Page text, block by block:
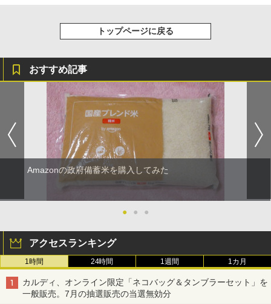
トップページに戻る
おすすめ記事
Amazonの政府備蓄米を購入してみた
● ● ●
アクセスランキング
1時間 24時間 1週間 1カ月
カルディ、オンライン限定「ネコバッグ＆タンブラーセット」を
一般販売。7月の抽選販売の当選無効分